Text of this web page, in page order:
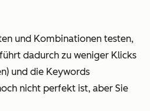
und Kombinationen testen,
dadurch zu weniger Klicks
und die Keywords
nicht perfekt ist, aber Sie